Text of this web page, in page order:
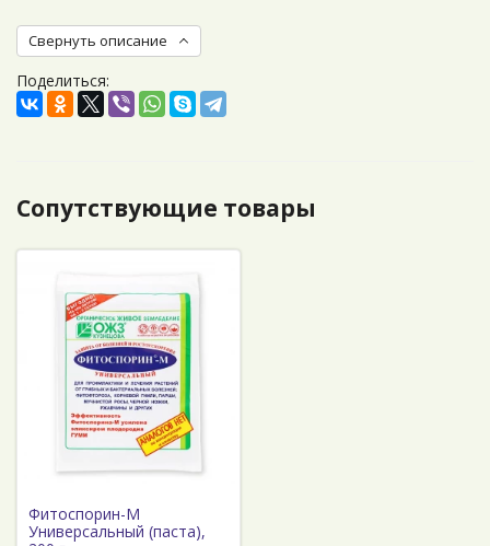
Свернуть описание
Поделиться:
Сопутствующие товары
Фитоспорин-М
Универсальный (паста),